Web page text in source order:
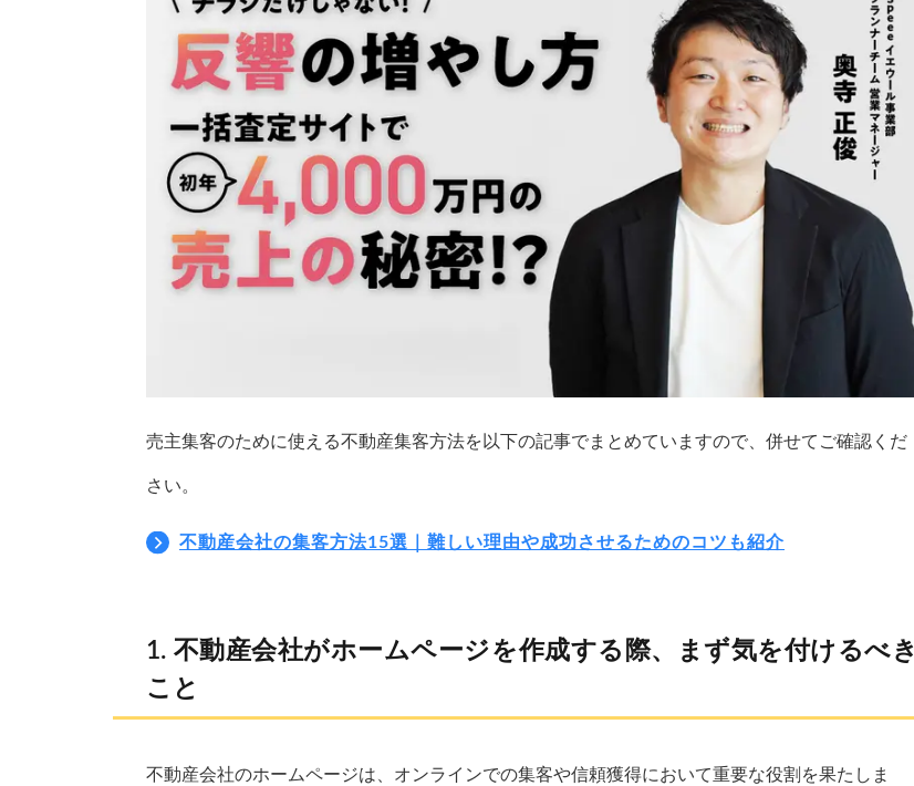
売主集客のために使える不動産集客方法を以下の記事でまとめていますので、併せてご確認くだ
さい。
不動産会社の集客方法15選｜難しい理由や成功させるためのコツも紹介
不動産会社がホームページを作成する際、まず気を付けるべき
こと
不動産会社のホームページは、オンラインでの集客や信頼獲得において重要な役割を果たしま